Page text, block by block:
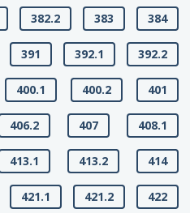
382.2 383 384
391 392.1 392.2
400.1 400.2 401
406.2 407 408.1
413.1 413.2 414
421.1 421.2 422